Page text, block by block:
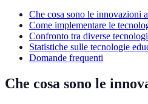
Che cosa sono le innovazioni
Come implementare le
Confronto tra diverse
Statistiche sulle tecnologie
Domande frequenti
Che cosa sono le